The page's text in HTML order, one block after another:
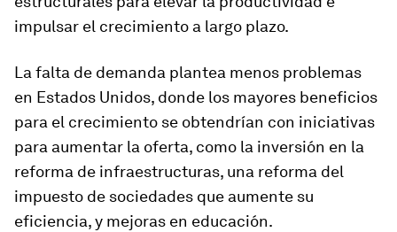
impulsar el crecimiento a largo plazo.
La falta de demanda plantea menos problemas
en Estados Unidos, donde los mayores beneficios
para el crecimiento se obtendrían con iniciativas
para aumentar la oferta, como la inversión en la
reforma de infraestructuras, una reforma del
impuesto de sociedades que aumente su
eficiencia, y mejoras en educación.